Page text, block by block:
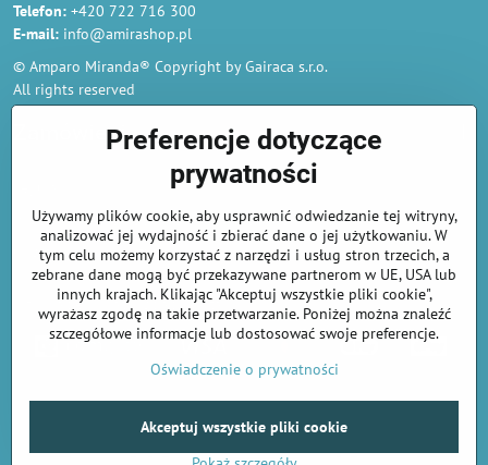
Telefon: +420 722 716 300
E-mail: info@amirashop.pl
© Amparo Miranda® Copyright by Gairaca s.r.o.
All rights reserved
Zamówienia
Polityka prywatności i ochrony danych osobowych
Odstąp od umowy tutaj
Informacje o płatnościach kartą
©2026Prawa autorskie
Preferencje prywatnościOświadczenie o prywatności
Preferencje dotyczące
prywatności
Używamy plików cookie, aby usprawnić odwiedzanie tej witryny,
analizować jej wydajność i zbierać dane o jej użytkowaniu. W
tym celu możemy korzystać z narzędzi i usług stron trzecich, a
zebrane dane mogą być przekazywane partnerom w UE, USA lub
innych krajach. Klikając "Akceptuj wszystkie pliki cookie",
wyrażasz zgodę na takie przetwarzanie. Poniżej można znaleźć
szczegółowe informacje lub dostosować swoje preferencje.
Oświadczenie o prywatności
Akceptuj wszystkie pliki cookie